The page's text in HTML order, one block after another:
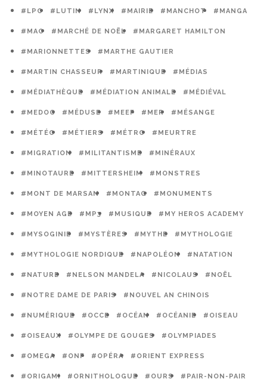
#LPO #LUTIN #LYNX #MAIRIE #MANCHOT #MANGA
#MAO #MARCHÉ DE NOËL #MARGARET HAMILTON
#MARIONNETTES #MARTHE GAUTIER
#MARTIN CHASSEUR #MARTINIQUE #MÉDIAS
#MÉDIATHÈQUE #MÉDIATION ANIMALE #MÉDIÉVAL
#MEDOC #MÉDUSE #MEEF #MER #MÉSANGE
#MÉTÉO #MÉTIERS #MÉTRO #MEURTRE
#MIGRATION #MILITANTISME #MINÉRAUX
#MINOTAURE #MITTERSHEIM #MONSTRES
#MONT DE MARSAN #MONTAG #MONUMENTS
#MOYEN AGE #MP3 #MUSIQUE #MY HEROS ACADEMY
#MYSOGINIE #MYSTÈRES #MYTHE #MYTHOLOGIE
#MYTHOLOGIE NORDIQUE #NAPOLÉON #NATATION
#NATURE #NELSON MANDELA #NICOLAUS #NOËL
#NOTRE DAME DE PARIS #NOUVEL AN CHINOIS
#NUMÉRIQUE #OCCE #OCÉAN #OCÉANIE #OISEAU
#OISEAUX #OLYMPE DE GOUGES #OLYMPIADES
#OMEGA #ONF #OPÉRA #ORIENT EXPRESS
#ORIGAMI #ORNITHOLOGUE #OURS #PAIR-NON-PAIR